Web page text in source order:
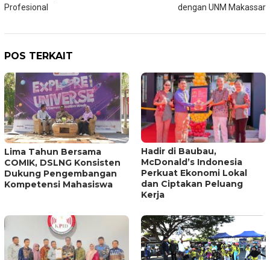
Profesional
dengan UNM Makassar
POS TERKAIT
Lima Tahun Bersama
COMIK, DSLNG Konsisten
Dukung Pengembangan
Kompetensi Mahasiswa
Hadir di Baubau,
McDonald’s Indonesia
Perkuat Ekonomi Lokal
dan Ciptakan Peluang
Kerja